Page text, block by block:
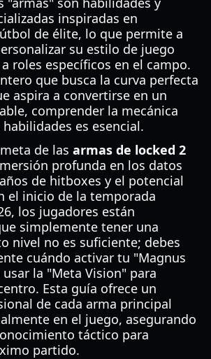
inspiradas en
de élite, lo que permite a
su estilo de juego
roles específicos en el campo.
que busca la curva perfecta
aspira a convertirse en un
comprender la mecánica
es esencial.
de las armas de locked 2
profunda en los datos
de hitboxes y el potencial
el inicio de la temporada
los jugadores están
simplemente tener una
nivel no es suficiente; debes
cuándo activar tu "Magnus
la "Meta Vision" para
Esta guía ofrece un
de cada arma principal
en el juego, asegurando
táctico para
partido.